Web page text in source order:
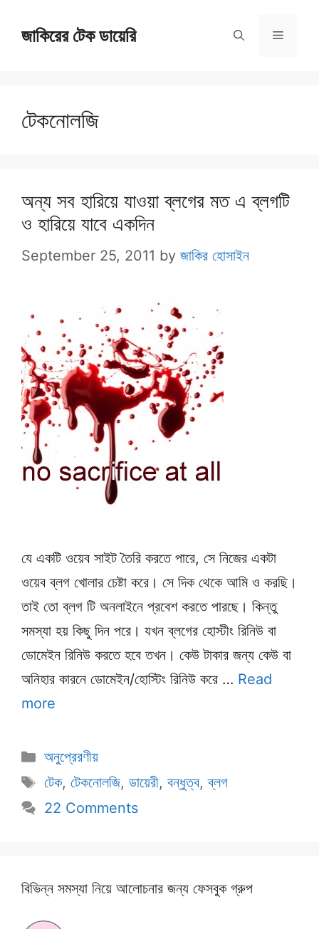
জাকিরের টেক ডায়েরি Menu
টেকনোলজি
অন্য সব হারিয়ে যাওয়া ব্লগের মত এ ব্লগটি
ও হারিয়ে যাবে একদিন
September 25, 2011 by জাকির হোসাইন
যে একটি ওয়েব সাইট তৈরি করতে পারে, সে নিজের একটা
ওয়েব ব্লগ খোলার চেষ্টা করে। সে দিক থেকে আমি ও করছি।
তাই তো ব্লগ টি অনলাইনে প্রবেশ করতে পারছে। কিন্তু
সমস্যা হয় কিছু দিন পরে। যখন ব্লগের হোস্টীং রিনিউ বা
ডোমেইন রিনিউ করতে হবে তখন। কেউ টাকার জন্য কেউ বা
অনিহার কারনে ডোমেইন/হোস্টিং রিনিউ করে … Read
more
Categories
অনুপ্রেরণীয়
Tags
টেক, টেকনোলজি, ডায়েরী, বন্ধুত্ব,ব্লগ
22 Comments
বিভিন্ন সমস্যা নিয়ে আলোচনার জন্য ফেসবুক গ্রুপ